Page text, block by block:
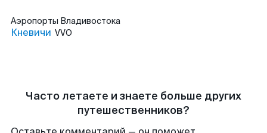
Аэропорты Владивостока
Кневичи VVO
Часто летаете и знаете больше других
путешественников?